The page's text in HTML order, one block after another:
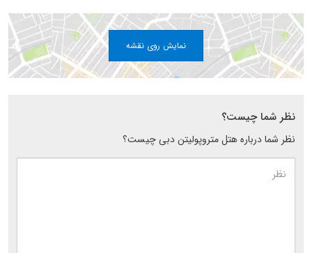
نمایش روی نقشه
نظر شما چیست؟
نظر شما درباره هتل متروپولیتن دبی چیست؟